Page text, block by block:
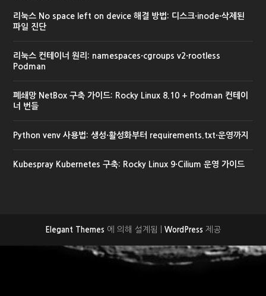
리눅스 No space left on device 해결 방법: 디스크·inode·삭제된
파일 진단
리눅스 컨테이너 원리: namespaces·cgroups v2·rootless
Podman
폐쇄망 NetBox 구축 가이드: Rocky Linux 8.10 + Podman 컨테이
너 번들
Python venv 사용법: 생성·활성화부터 requirements.txt·운영까지
Kubespray Kubernetes 구축: Rocky Linux 9·Cilium 운영 가이드
Elegant Themes 에 의해 설계됨 | WordPress 제공